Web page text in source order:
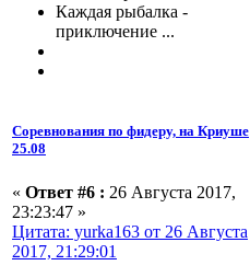
Каждая рыбалка -
приключение ...
Соревнования по фидеру, на Криуше
25.08
« Ответ #6 : 26 Августа 2017,
23:23:47 »
Цитата: yurka163 от 26 Августа
2017, 21:29:01